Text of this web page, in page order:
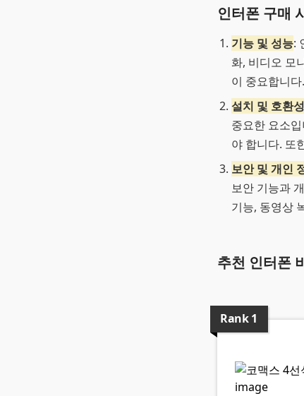
인터폰 구매
기능 및 성능:
화, 비디오 모
이 중요합니
설치 및 호환성
중요한 요소
야 합니다. 또
보안 및 개인
보안 기능과
기능, 동영상
추천 인터폰
Rank1